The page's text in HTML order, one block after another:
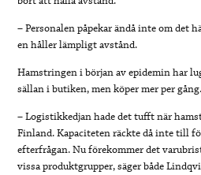
– Personalen påpekar ändå inte om det
en håller lämpligt avstånd.
Hamstringen i början av epidemin har
sällan i butiken, men köper mer per gång.
– Logistikkedjan hade det tufft när
Finland. Kapaciteten räckte då inte till
efterfrågan. Nu förekommer det
vissa produktgrupper, säger både